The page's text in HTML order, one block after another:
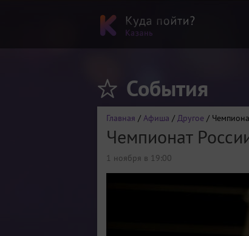
События
Главная / Афиша / Другое /
Чемпионат
1 ноября в 19:00